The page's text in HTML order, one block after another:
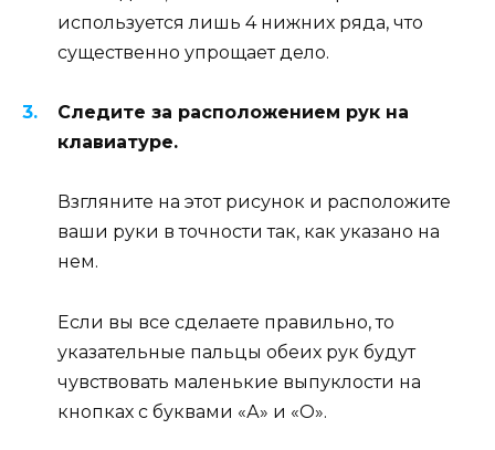
используется лишь 4 нижних ряда, что
существенно упрощает дело.
Следите за расположением рук на
клавиатуре.
Взгляните на этот рисунок и расположите
ваши руки в точности так, как указано на
нем.
Если вы все сделаете правильно, то
указательные пальцы обеих рук будут
чувствовать маленькие выпуклости на
кнопках с буквами «А» и «О».